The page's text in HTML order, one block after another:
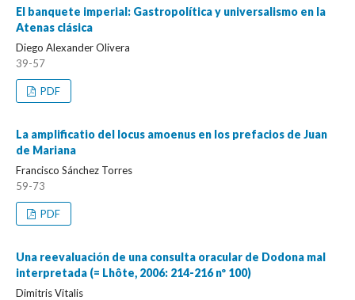
El banquete imperial: Gastropolítica y universalismo en la
Atenas clásica
Diego Alexander Olivera
39-57
PDF
La amplificatio del locus amoenus en los prefacios de Juan
de Mariana
Francisco Sánchez Torres
59-73
PDF
Una reevaluación de una consulta oracular de Dodona mal
interpretada (= Lhôte, 2006: 214-216 nº 100)
Dimitris Vitalis